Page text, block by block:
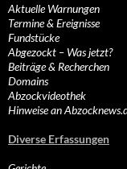
Aktuelle Warnungen
Termine & Ereignisse
Fundstücke
Abgezockt – Was jetzt?
Beiträge & Recherchen
Domains
Abzockvideothek
Hinweise an
Diverse Erfassungen